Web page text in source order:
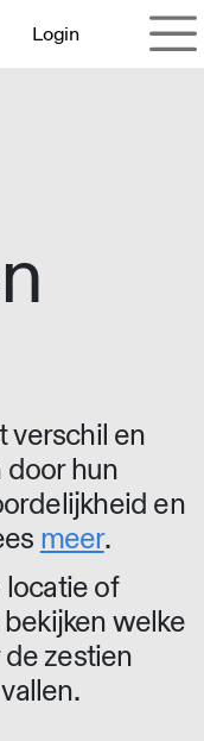
Login
verschil en
hun
en
meer.
of
welke
zestien